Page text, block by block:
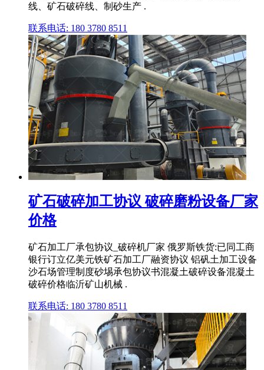
线、矿石破碎线、制砂生产 .
联系电话: 180 3780 8511
矿石破碎加工协议 破碎磨粉设备厂家
价格
矿石加工厂承包协议_破碎机厂家 俄罗斯铁货:已同工商
银行订立亿美元铁矿石加工厂融资协议 铝矾土加工设备
沙石场管理制度砂埸承包协议书混凝土破碎设备混凝土
破碎价格临沂矿山机械 .
联系电话: 180 3780 8511